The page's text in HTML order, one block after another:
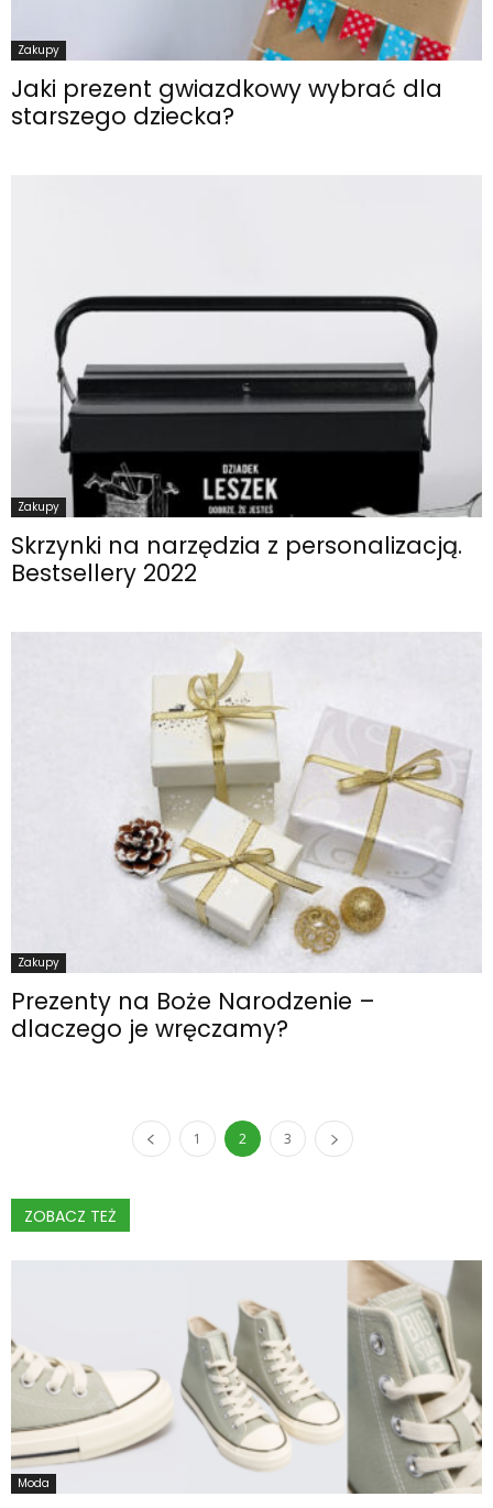
Zakupy
Jaki prezent gwiazdkowy wybrać dla
starszego dziecka?
Zakupy
Skrzynki na narzędzia z personalizacją.
Bestsellery 2022
Zakupy
Prezenty na Boże Narodzenie –
dlaczego je wręczamy?
1 2 3
ZOBACZ TEŻ
Moda